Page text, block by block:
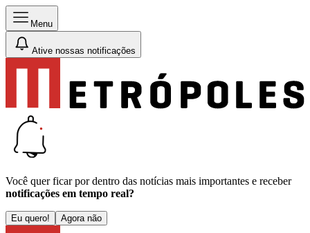
Menu
Ative nossas notificações
Você quer ficar por dentro das notícias mais importantes e receber
notificações em tempo real?
Eu quero! Agora não